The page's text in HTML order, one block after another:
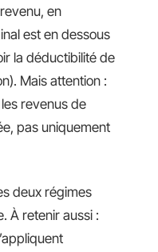
en
est en dessous
la déductibilité de
Mais attention :
revenus de
pas uniquement
deux régimes
À retenir aussi :